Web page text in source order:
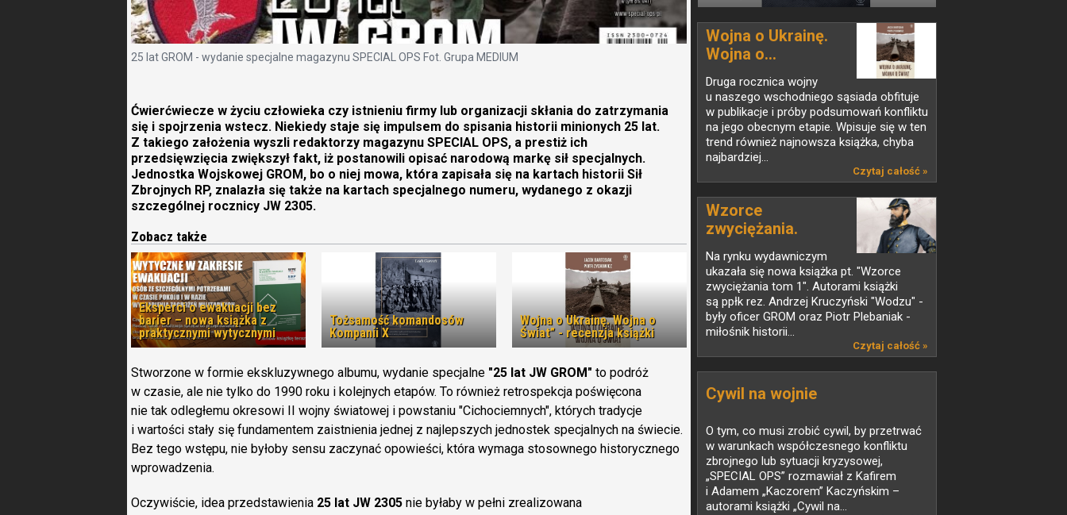
25 lat GROM - wydanie specjalne magazynu SPECIAL OPS Fot. Grupa MEDIUM
Ćwierćwiecze w życiu człowieka czy istnieniu firmy lub organizacji skłania do zatrzymania
się i spojrzenia wstecz. Niekiedy staje się impulsem do spisania historii minionych 25 lat.
Z takiego założenia wyszli redaktorzy magazynu SPECIAL OPS, a prestiż ich
przedsięwzięcia zwiększył fakt, iż postanowili opisać narodową markę sił specjalnych.
Jednostka Wojskowej GROM, bo o niej mowa, która zapisała się na kartach historii Sił
Zbrojnych RP, znalazła się także na kartach specjalnego numeru, wydanego z okazji
szczególnej rocznicy JW 2305.
Zobacz także
Eksperci o ewakuacji bez
barier – nowa książka z
praktycznymi wytycznymi
Tożsamość komandosów
Kompanii X
Wojna o Ukrainę. Wojna o
Świat” - recenzja książki
Stworzone w formie ekskluzywnego albumu, wydanie specjalne "25 lat JW GROM" to podróż
w czasie, ale nie tylko do 1990 roku i kolejnych etapów. To również retrospekcja poświęcona
nie tak odległemu okresowi II wojny światowej i powstaniu "Cichociemnych", których tradycje
i wartości stały się fundamentem zaistnienia jednej z najlepszych jednostek specjalnych na świecie.
Bez tego wstępu, nie byłoby sensu zaczynać opowieści, która wymaga stosownego historycznego
wprowadzenia.
Oczywiście, idea przedstawienia 25 lat JW 2305 nie byłaby w pełni zrealizowana
Wojna o Ukrainę.
Wojna o...
Druga rocznica wojny
u naszego wschodniego sąsiada obfituje
w publikacje i próby podsumowań konfliktu
na jego obecnym etapie. Wpisuje się w ten
trend również najnowsza książka, chyba
najbardziej...
Czytaj całość »
Wzorce
zwyciężania.
Nowa...
Na rynku wydawniczym
ukazała się nowa książka pt. "Wzorce
zwyciężania tom 1". Autorami książki
są ppłk rez. Andrzej Kruczyński "Wodzu" -
były oficer GROM oraz Piotr Plebaniak -
miłośnik historii...
Czytaj całość »
Cywil na wojnie
O tym, co musi zrobić cywil, by przetrwać
w warunkach współczesnego konfliktu
zbrojnego lub sytuacji kryzysowej,
„SPECIAL OPS” rozmawiał z Kafirem
i Adamem „Kaczorem” Kaczyńskim –
autorami książki „Cywil na...